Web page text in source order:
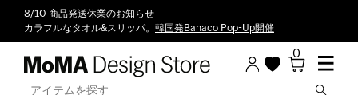
8/10 商品発送休業のお知らせ
カラフルなタオル&スリッパ。 韓国発Banaco Pop-Up開催
0